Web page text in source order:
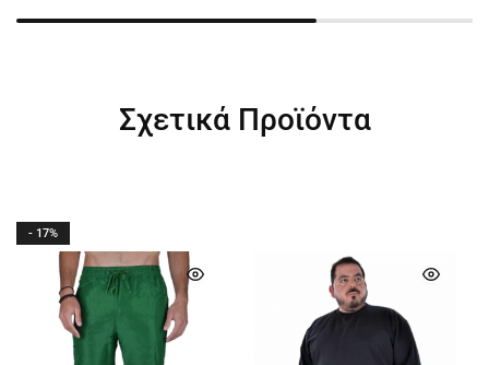
Σχετικά Προϊόντα
- 17%